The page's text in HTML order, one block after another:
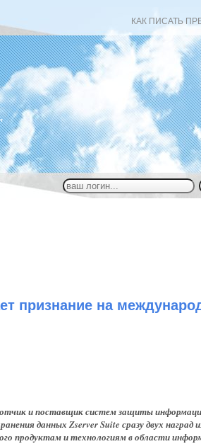
КАК ПИСАТЬ
признание на
и поставщик систем защиты
данных Zserver Suite сразу двух наград
продуктам и технологиям в области